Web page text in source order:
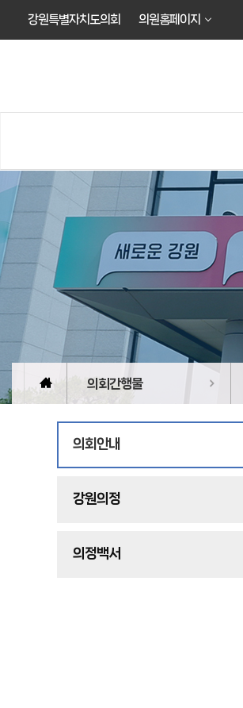
강원특별자치도의회 의원홈페이지
의회간행물
의회안내
강원의정
의정백서